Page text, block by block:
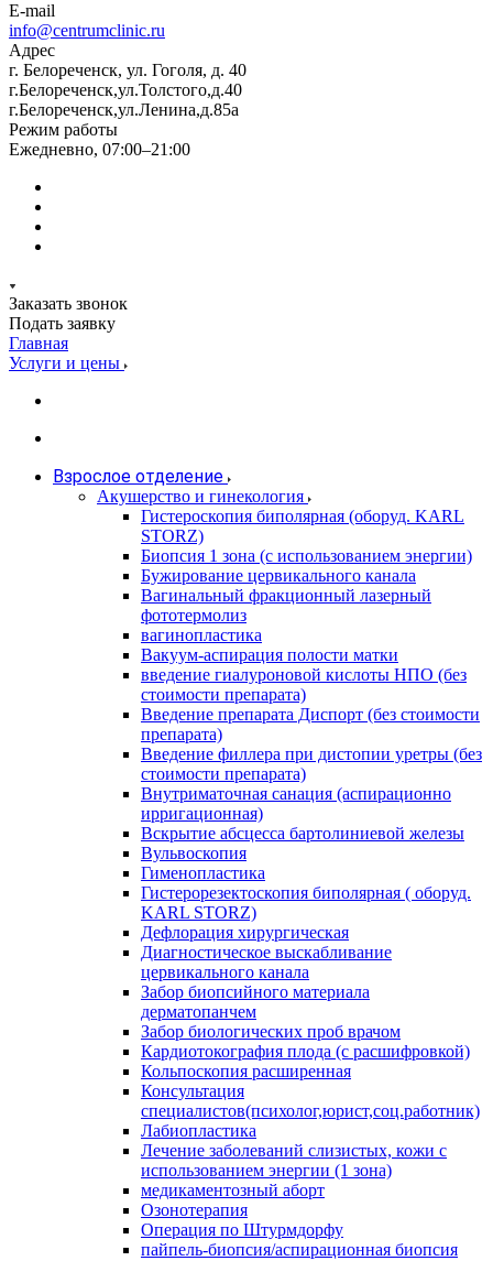
E-mail
info@centrumclinic.ru
Адрес
г. Белореченск, ул. Гоголя, д. 40
г.Белореченск,ул.Толстого,д.40
г.Белореченск,ул.Ленина,д.85а
Режим работы
Ежедневно, 07:00–21:00
Заказать звонок
Подать заявку
Главная
Услуги и цены
Взрослое отделение
Акушерство и гинекология
Гистероскопия биполярная (оборуд. KARL
STORZ)
Биопсия 1 зона (с использованием энергии)
Бужирование цервикального канала
Вагинальный фракционный лазерный
фототермолиз
вагинопластика
Вакуум-аспирация полости матки
введение гиалуроновой кислоты НПО (без
стоимости препарата)
Введение препарата Диспорт (без стоимости
препарата)
Введение филлера при дистопии уретры (без
стоимости препарата)
Внутриматочная санация (аспирационно
ирригационная)
Вскрытие абсцесса бартолиниевой железы
Вульвоскопия
Гименопластика
Гистерорезектоскопия биполярная ( оборуд.
KARL STORZ)
Дефлорация хирургическая
Диагностическое выскабливание
цервикального канала
Забор биопсийного материала
дерматопанчем
Забор биологических проб врачом
Кардиотокография плода (с расшифровкой)
Кольпоскопия расширенная
Консультация
специалистов(психолог,юрист,соц.работник)
Лабиопластика
Лечение заболеваний слизистых, кожи с
использованием энергии (1 зона)
медикаментозный аборт
Озонотерапия
Операция по Штурмдорфу
пайпель-биопсия/аспирационная биопсия